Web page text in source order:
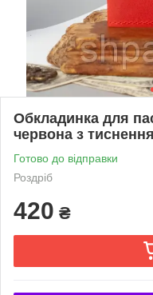
Обкладинка для
червона з
Готово до відправки
Роздріб
420 ₴